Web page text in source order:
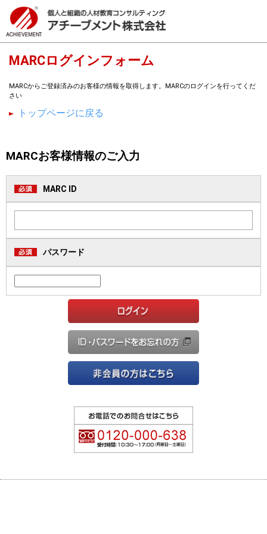
MARCログインフォーム
MARCからご登録済みのお客様の情報を取得します。MARCのログインを行ってくだ
さい
トップページに戻る
MARCお客様情報のご入力
MARC ID
パスワード